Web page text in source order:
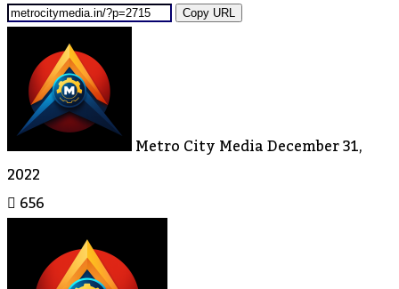
Copy URL
Metro City MediaDecember 31,
2022
656